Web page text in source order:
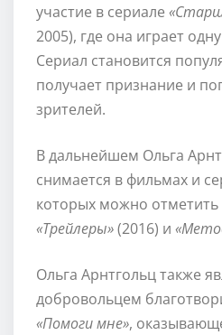
участие в сериале
2005), где она играет
Сериал становится
получает признание и
зрителей.
В дальнейшем Ольга
снимается в фильмах и
которых можно отметить
«Трейлеры»(2016) и
Ольга Арнтгольц также
добровольцем
«Помоги мне»,